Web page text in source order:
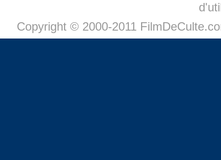
Copyright © 2000-2011